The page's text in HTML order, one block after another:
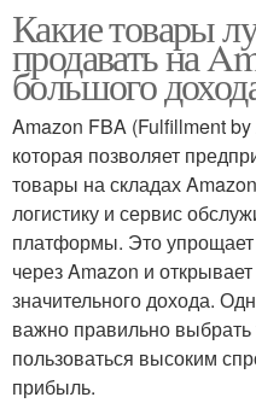
Какие товары
продавать на
большого
Amazon FBA (Fulfillment
которая позволяет
товары на складах
логистику и сервис
платформы. Это
через Amazon и
значительного дохода.
важно правильно
пользоваться высоким
прибыль.